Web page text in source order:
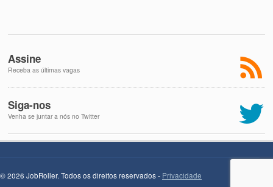
Assine
Receba as últimas vagas
Siga-nos
Venha se juntar a nós no Twitter
© 2026 JobRoller. Todos os direitos reservados - Privacidade